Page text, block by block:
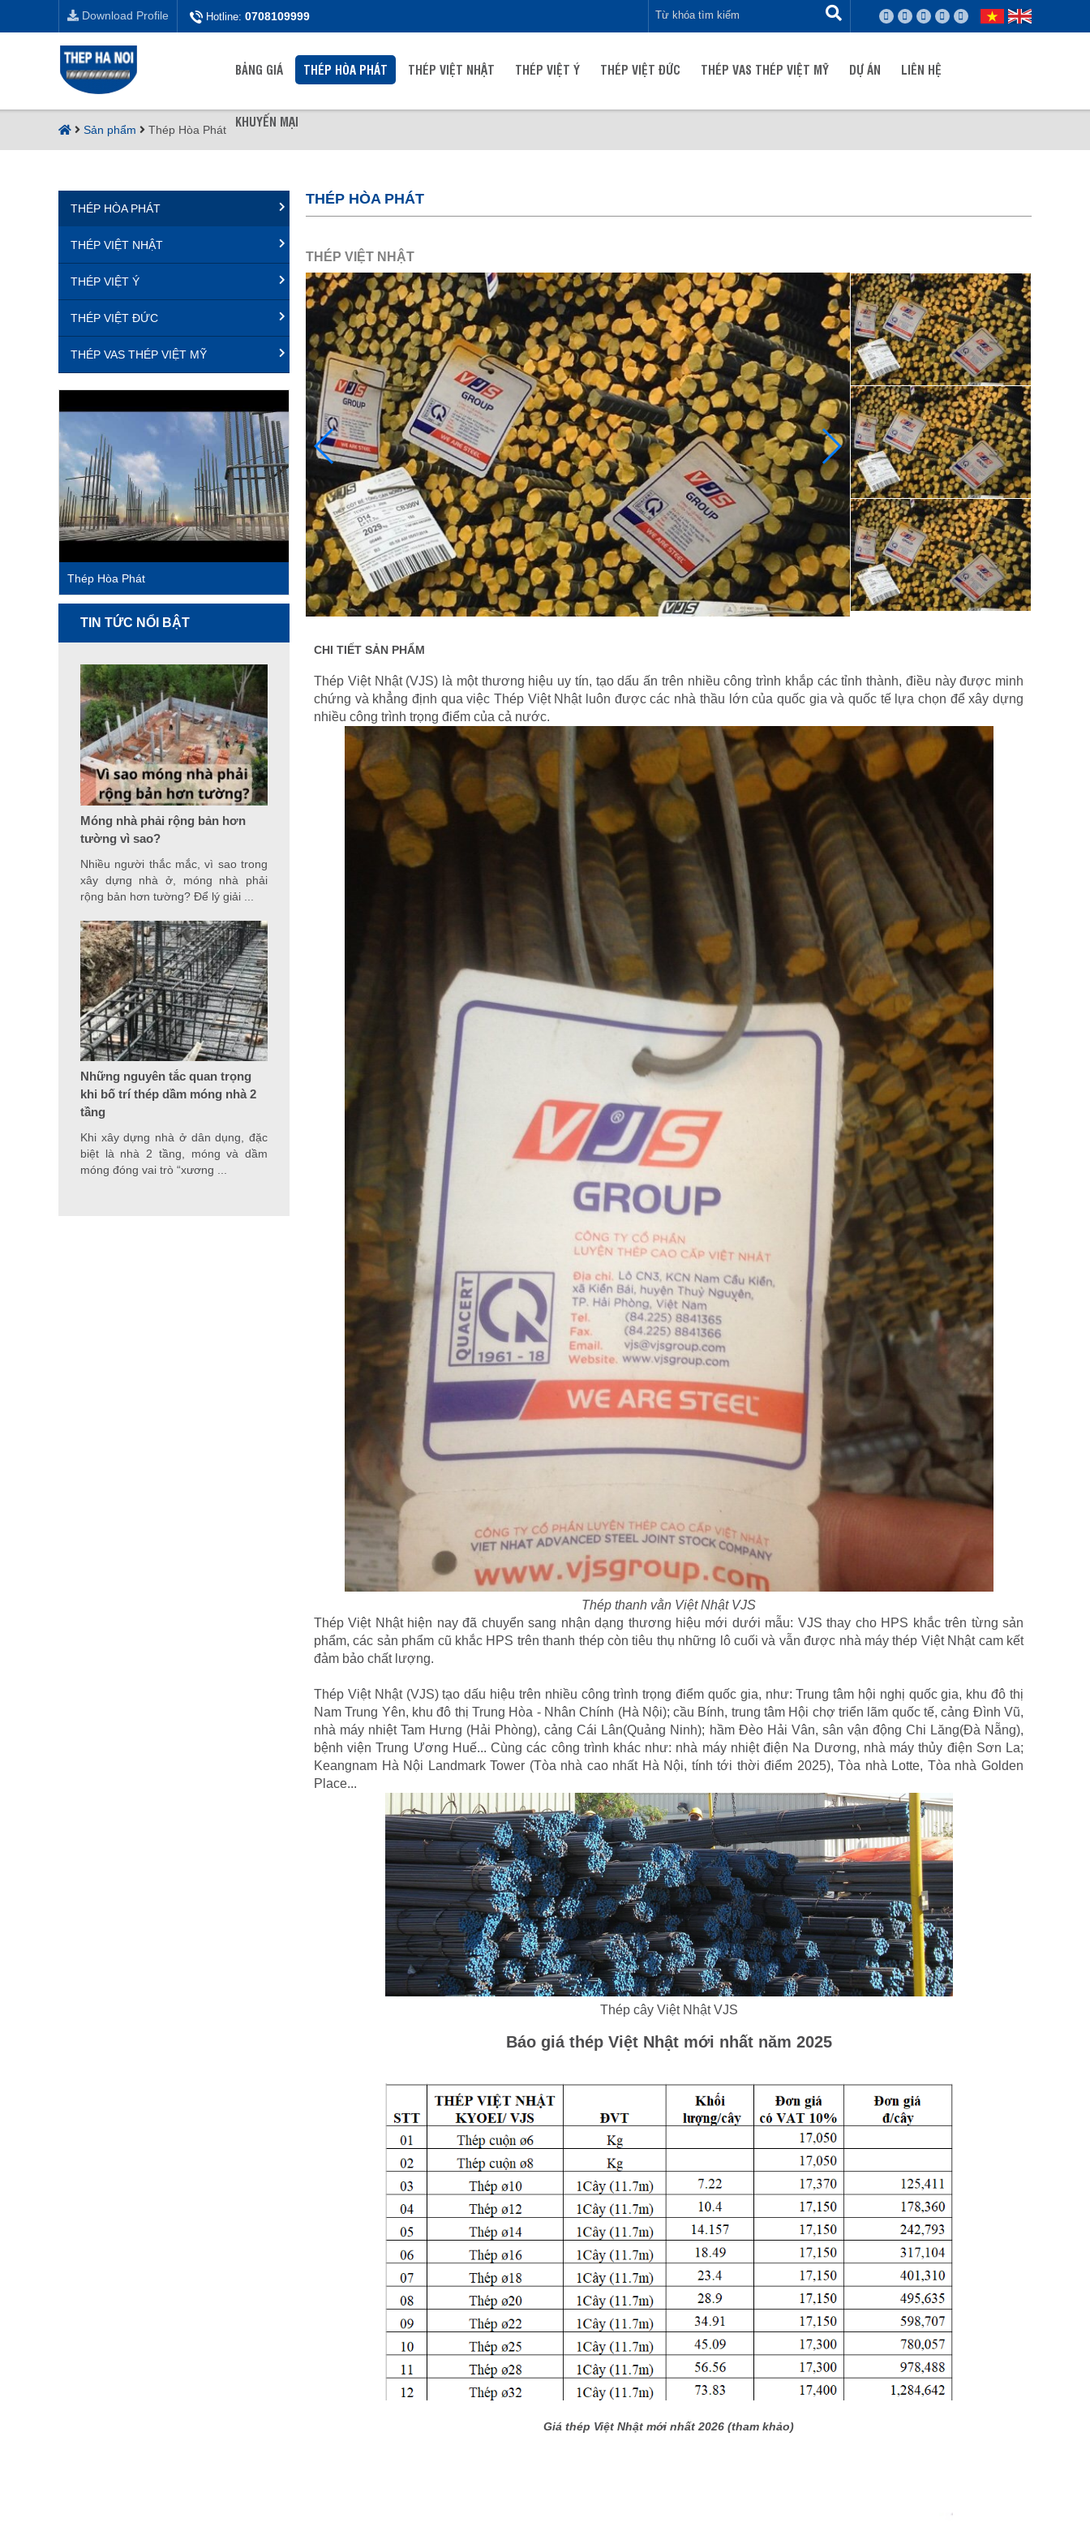
Download Profile Hotline: 0708109999
BẢNG GIÁ THÉP HÒA PHÁT THÉP VIỆT NHẬT THÉP VIỆT Ý THÉP VIỆT ĐỨC THÉP VAS THÉP VIỆT MỸ DỰ ÁN LIÊN HỆ
KHUYẾN MẠI
Sản phẩm Thép Hòa Phát
THÉP HÒA PHÁT
THÉP VIỆT NHẬT
THÉP VIỆT Ý
THÉP VIỆT ĐỨC
THÉP VAS THÉP VIỆT MỸ
Thép Hòa Phát
TIN TỨC NỔI BẬT
Móng nhà phải rộng bản hơn
tường vì sao?
Nhiều người thắc mắc, vì sao trong
xây dựng nhà ở, móng nhà phải
rộng bản hơn tường? Để lý giải ...
Những nguyên tắc quan trọng
khi bố trí thép dầm móng nhà 2
tầng
Khi xây dựng nhà ở dân dụng, đặc
biệt là nhà 2 tầng, móng và dầm
móng đóng vai trò “xương ...
THÉP HÒA PHÁT
THÉP VIỆT NHẬT
CHI TIẾT SẢN PHẨM
Thép Việt Nhật (VJS) là một thương hiệu uy tín, tạo dấu ấn trên nhiều công trình khắp các tỉnh thành, điều này được minh
chứng và khẳng định qua việc Thép Việt Nhật luôn được các nhà thầu lớn của quốc gia và quốc tế lựa chọn để xây dựng
nhiều công trình trọng điểm của cả nước.
Thép thanh vằn Việt Nhật VJS
Thép Việt Nhật hiện nay đã chuyển sang nhận dạng thương hiệu mới dưới mẫu: VJS thay cho HPS khắc trên từng sản
phẩm, các sản phẩm cũ khắc HPS trên thanh thép còn tiêu thụ những lô cuối và vẫn được nhà máy thép Việt Nhật cam kết
đảm bảo chất lượng.
Thép Việt Nhật (VJS) tạo dấu hiệu trên nhiều công trình trọng điểm quốc gia, như: Trung tâm hội nghị quốc gia, khu đô thị
Nam Trung Yên, khu đô thị Trung Hòa - Nhân Chính (Hà Nội); cầu Bính, trung tâm Hội chợ triển lãm quốc tế, cảng Đình Vũ,
nhà máy nhiệt Tam Hưng (Hải Phòng), cảng Cái Lân(Quảng Ninh); hầm Đèo Hải Vân, sân vận động Chi Lăng(Đà Nẵng),
bệnh viện Trung Ương Huế... Cùng các công trình khác như: nhà máy nhiệt điện Na Dương, nhà máy thủy điện Sơn La;
Keangnam Hà Nội Landmark Tower (Tòa nhà cao nhất Hà Nội, tính tới thời điểm 2025), Tòa nhà Lotte, Tòa nhà Golden
Place...
Thép cây Việt Nhật VJS
Báo giá thép Việt Nhật mới nhất năm 2025
Giá thép Việt Nhật mới nhất 2026 (tham khảo)